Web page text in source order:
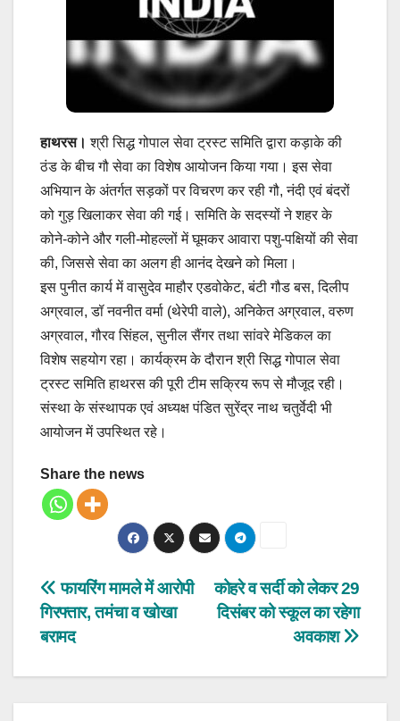
हाथरस। श्री सिद्ध गोपाल सेवा ट्रस्ट समिति द्वारा कड़ाके की
ठंड के बीच गौ सेवा का विशेष आयोजन किया गया। इस सेवा
अभियान के अंतर्गत सड़कों पर विचरण कर रही गौ, नंदी एवं बंदरों
को गुड़ खिलाकर सेवा की गई। समिति के सदस्यों ने शहर के
कोने-कोने और गली-मोहल्लों में घूमकर आवारा पशु-पक्षियों की सेवा
की, जिससे सेवा का अलग ही आनंद देखने को मिला।
इस पुनीत कार्य में वासुदेव माहौर एडवोकेट, बंटी गौड बस, दिलीप
अग्रवाल, डॉ नवनीत वर्मा (थेरेपी वाले), अनिकेत अग्रवाल, वरुण
अग्रवाल, गौरव सिंहल, सुनील सैंगर तथा सांवरे मेडिकल का
विशेष सहयोग रहा। कार्यक्रम के दौरान श्री सिद्ध गोपाल सेवा
ट्रस्ट समिति हाथरस की पूरी टीम सक्रिय रूप से मौजूद रही।
संस्था के संस्थापक एवं अध्यक्ष पंडित सुरेंद्र नाथ चतुर्वेदी भी
आयोजन में उपस्थित रहे।
Share the news
Post
navigation
कोहरे व सर्दी को लेकर 29
दिसंबर को स्कूल का रहेगा
अवकाश
फायरिंग मामले में आरोपी
गिरफ्तार, तमंचा व खोखा
बरामद